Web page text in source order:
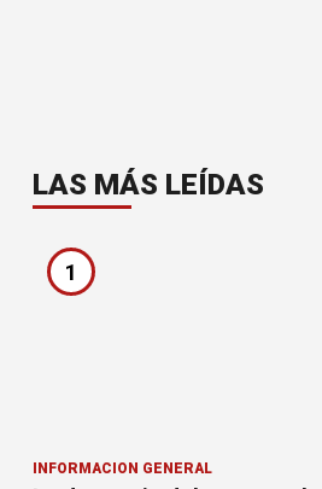
LAS MÁS LEÍDAS
1
INFORMACION GENERAL